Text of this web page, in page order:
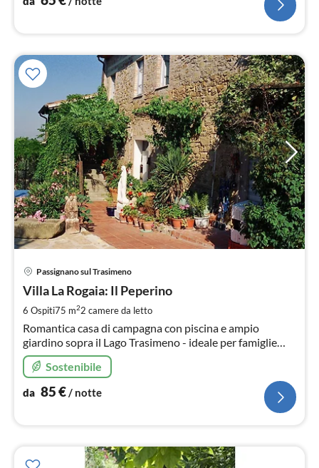
Passignano sul Trasimeno
Villa La Rogaia: Il Peperino
6 Ospiti75 m22 camere da letto
Romantica casa di campagna con piscina e ampio
giardino sopra il Lago Trasimeno - ideale per famiglie
con bambini!
Sostenibile
da 85€/ notte